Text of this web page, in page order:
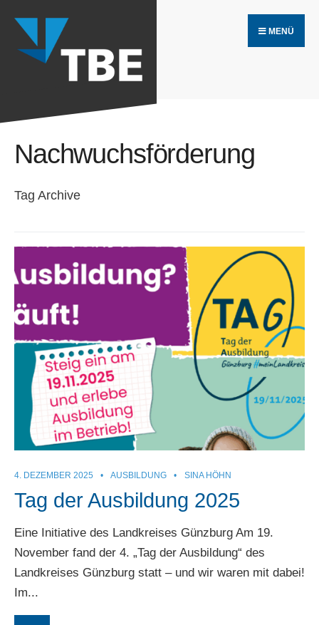
Skip
content
MENÜ
Nachwuchsförderung
Tag Archive
4. DEZEMBER 2025 • AUSBILDUNG • SINA HÖHN
Tag der Ausbildung 2025
Eine Initiative des Landkreises Günzburg Am 19.
November fand der 4. „Tag der Ausbildung“ des
Landkreises Günzburg statt – und wir waren mit dabei!
Im...